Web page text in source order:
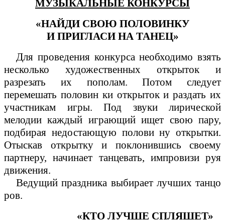
МУЗЫКАЛЬНЫЕ КОНКУРСЫ
«НАЙДИ СВОЮ ПОЛОВИНКУ
И ПРИГЛАСИ НА ТАНЕЦ»
Для проведения конкурса необходимо взять
несколько художественных открыток и
разрезать их пополам. Потом следует
перемешать половин ки открыток и раздать их
участникам игры. Под звуки лирической
мелодии каждый играющий ищет свою пару,
подбирая недостающую полови ну открытки.
Отыскав открытку и поклонившись своему
партнеру, начинает танцевать, импровизи руя
движения.
Ведущий праздника выбирает лучших танцо
ров.
«КТО ЛУЧШЕ СПЛЯШЕТ»